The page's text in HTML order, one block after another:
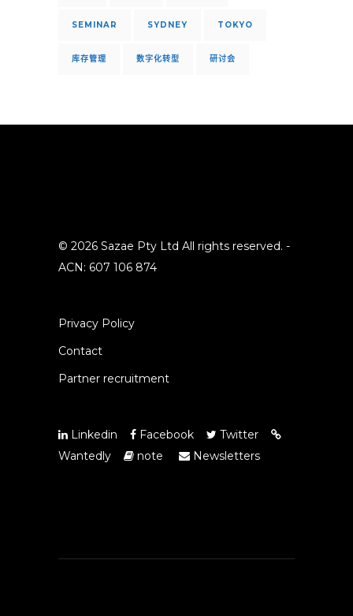
SEMINAR SYDNEY TOKYO
库存管理 数字化转型 研讨会
© 2026 Sazae Pty Ltd All rights reserved. -
ACN: 607 106 874
Privacy Policy
Contact
Partner recruitment
Linkedin Facebook
Twitter
Wantedly
note Newsletters